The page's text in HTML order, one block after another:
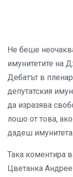
Не беше
имунитетите на
Дебатът в
депутатския
да изразява
лошо от това,
дадеш имунитета.
Така коментира
Цветанка